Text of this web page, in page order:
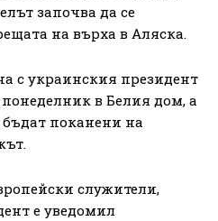
започва да се
на върха в Аляска.
с украинския президент
в Белия дом, а
поканени на
служители,
е уведомил